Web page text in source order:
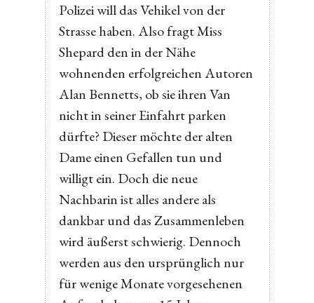
Polizei will das Vehikel von der
Strasse haben. Also fragt Miss
Shepard den in der Nähe
wohnenden erfolgreichen Autoren
Alan Bennetts, ob sie ihren Van
nicht in seiner Einfahrt parken
dürfte? Dieser möchte der alten
Dame einen Gefallen tun und
willigt ein. Doch die neue
Nachbarin ist alles andere als
dankbar und das Zusammenleben
wird äußerst schwierig. Dennoch
werden aus den ursprünglich nur
für wenige Monate vorgesehenen